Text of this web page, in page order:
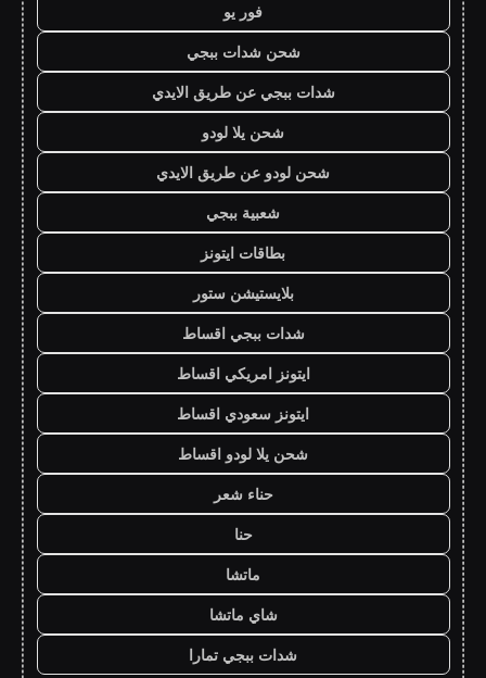
فور يو
شحن شدات ببجي
شدات ببجي عن طريق الايدي
شحن يلا لودو
شحن لودو عن طريق الايدي
شعبية ببجي
بطاقات ايتونز
بلايستيشن ستور
شدات ببجي اقساط
ايتونز امريكي اقساط
ايتونز سعودي اقساط
شحن يلا لودو اقساط
حناء شعر
حنا
ماتشا
شاي ماتشا
شدات ببجي تمارا